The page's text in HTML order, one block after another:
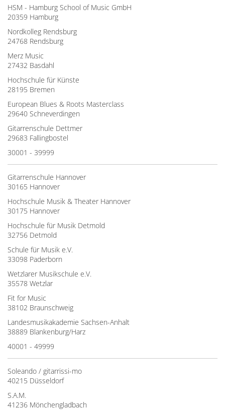
HSM - Hamburg School of Music GmbH
20359 Hamburg
Nordkolleg Rendsburg
24768 Rendsburg
Merz Music
27432 Basdahl
Hochschule für Künste
28195 Bremen
European Blues & Roots Masterclass
29640 Schneverdingen
Gitarrenschule Dettmer
29683 Fallingbostel
30001 - 39999
Gitarrenschule Hannover
30165 Hannover
Hochschule Musik & Theater Hannover
30175 Hannover
Hochschule für Musik Detmold
32756 Detmold
Schule für Musik e.V.
33098 Paderborn
Wetzlarer Musikschule e.V.
35578 Wetzlar
Fit for Music
38102 Braunschweig
Landesmusikakademie Sachsen-Anhalt
38889 Blankenburg/Harz
40001 - 49999
Soleando / gitarrissi-mo
40215 Düsseldorf
S.A.M.
41236 Mönchengladbach